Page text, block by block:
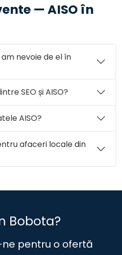
Comuna Ileanda
Măerişte
Meseşenii de Jos
Pericei
Rus
Şamşud
Comuna Şărmăşag
— AISO în
nevoie de el în
SEO și AISO?
AISO?
afaceri locale din
Bobota?
pentru o ofertă